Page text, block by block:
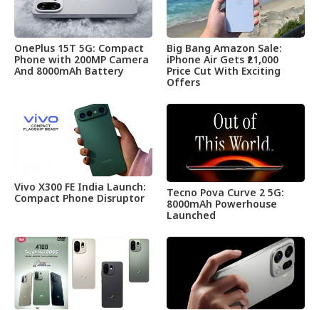
OnePlus 15T 5G: Compact
Phone with 200MP Camera
And 8000mAh Battery
Big Bang Amazon Sale:
iPhone Air Gets ₹21,000
Price Cut With Exciting
Offers
Vivo X300 FE India Launch:
Compact Phone Disruptor
Tecno Pova Curve 2 5G:
8000mAh Powerhouse
Launched